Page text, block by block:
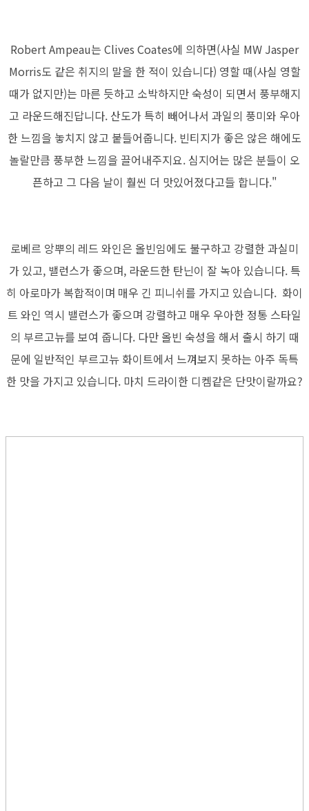
Robert Ampeau는 Clives Coates에 의하면(사실 MW Jasper
Morris도 같은 취지의 말을 한 적이 있습니다) 영할 때(사실 영할
때가 없지만)는 마른 듯하고 소박하지만 숙성이 되면서 풍부해지
고 라운드해진답니다. 산도가 특히 빼어나서 과일의 풍미와 우아
한 느낌을 놓치지 않고 붙들어줍니다. 빈티지가 좋은 않은 해에도
놀랄만큼 풍부한 느낌을 끌어내주지요. 심지어는 많은 분들이 오
픈하고 그 다음 날이 훨씬 더 맛있어졌다고들 합니다."
로베르 앙뿌의 레드 와인은 올빈임에도 불구하고 강렬한 과실미
가 있고, 밸런스가 좋으며, 라운드한 탄닌이 잘 녹아 있습니다. 특
히 아로마가 복합적이며 매우 긴 피니쉬를 가지고 있습니다. 화이
트 와인 역시 밸런스가 좋으며 강렬하고 매우 우아한 정통 스타일
의 부르고뉴를 보여 줍니다. 다만 올빈 숙성을 해서 출시 하기 때
문에 일반적인 부르고뉴 화이트에서 느껴보지 못하는 아주 독특
한 맛을 가지고 있습니다. 마치 드라이한 디켐같은 단맛이랄까요?